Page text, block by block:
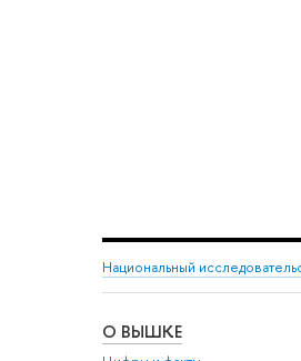
Национальный
О ВЫШКЕ